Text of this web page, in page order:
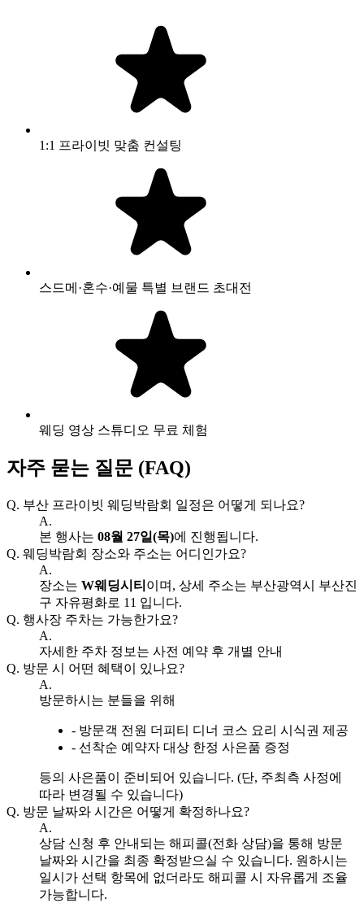
1:1 프라이빗 맞춤 컨설팅
스드메·혼수·예물 특별 브랜드 초대전
웨딩 영상 스튜디오 무료 체험
자주 묻는 질문 (FAQ)
Q. 부산 프라이빗 웨딩박람회 일정은 어떻게 되나요?
A.
본 행사는 08월 27일(목)에 진행됩니다.
Q. 웨딩박람회 장소와 주소는 어디인가요?
A.
장소는 W웨딩시티 이며, 상세 주소는 부산광역시 부산진
구 자유평화로 11 입니다.
Q. 행사장 주차는 가능한가요?
A.
자세한 주차 정보는 사전 예약 후 개별 안내
Q. 방문 시 어떤 혜택이 있나요?
A.
방문하시는 분들을 위해
- 방문객 전원 더피티 디너 코스 요리 시식권 제공
- 선착순 예약자 대상 한정 사은품 증정
등의 사은품이 준비되어 있습니다. (단, 주최측 사정에
따라 변경될 수 있습니다)
Q. 방문 날짜와 시간은 어떻게 확정하나요?
A.
상담 신청 후 안내되는 해피콜(전화 상담)을 통해 방문
날짜와 시간을 최종 확정받으실 수 있습니다. 원하시는
일시가 선택 항목에 없더라도 해피콜 시 자유롭게 조율
가능합니다.